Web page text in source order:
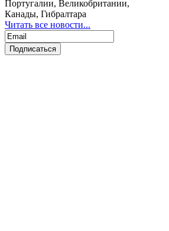
Португалии, Великобритании,
Канады, Гибралтара
Читать все новости...